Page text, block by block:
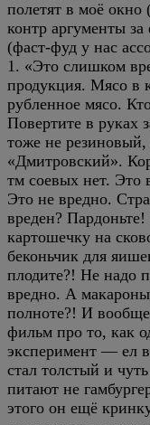
полетят в моё окно
контр аргументы
(фаст-фуд у нас
1. «Это слишком
продукция. Мясо в
рубленное мясо.
Повертите в руках
тоже не
«Дмитровский».
тм соевых нет. Это
Это не вредно.
вреден?
картошечку на
беконьчик для
плодите?! Не надо
вредно. А
полноте?! И
фильм про то, как
эксперимент — ел
стал толстый и
питают не
этого он ещё